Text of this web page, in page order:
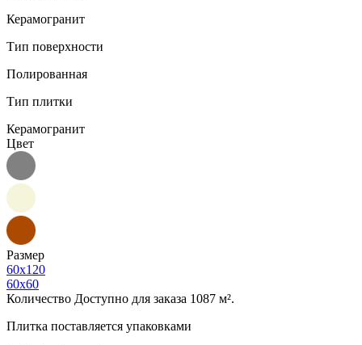
Керамогранит
Тип поверхности
Полированная
Тип плитки
Керамогранит
Цвет
Размер
60x120
60x60
Количество Доступно для заказа 1087 м².
Плитка поставляется упаковками